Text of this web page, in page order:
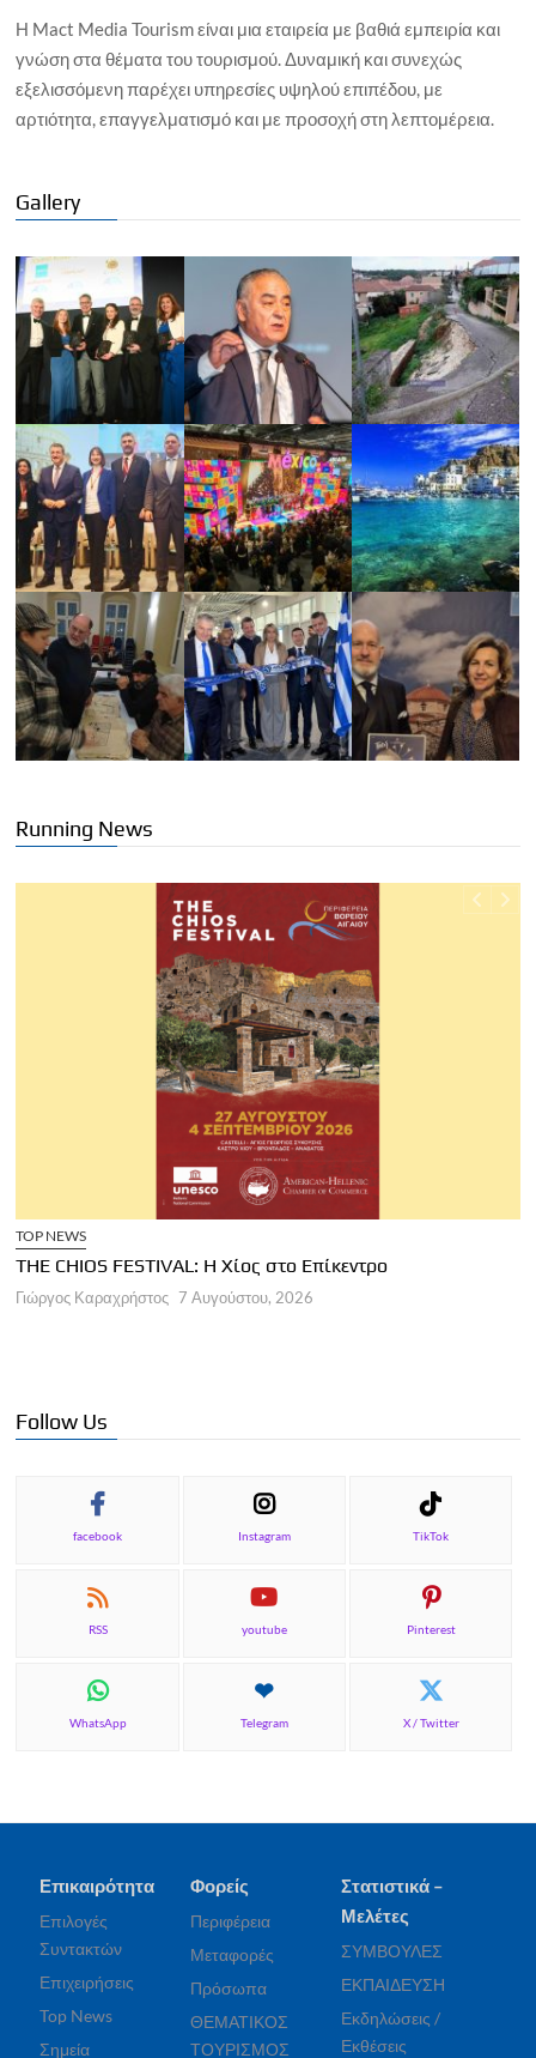
Η Mact Media Tourism είναι μια εταιρεία με βαθιά εμπειρία και
γνώση στα θέματα του τουρισμού. Δυναμική και συνεχώς
εξελισσόμενη παρέχει υπηρεσίες υψηλού επιπέδου, με
αρτιότητα, επαγγελματισμό και με προσοχή στη λεπτομέρεια.
Gallery
Running News
TOP NEWS
THE CHIOS FESTIVAL: Η Χίος στο Επίκεντρο
Γιώργος Καραχρήστος 7 Αυγούστου, 2026
Follow Us
facebook Instagram TikTok
RSS youtube Pinterest
WhatsApp Telegram X / Twitter
Επικαιρότητα
Επιλογές
Συντακτών
Επιχειρήσεις
Top News
Σημεία
Φορείς
Περιφέρεια
Μεταφορές
Πρόσωπα
ΘΕΜΑΤΙΚΟΣ
ΤΟΥΡΙΣΜΟΣ
Στατιστικά –
Μελέτες
ΣΥΜΒΟΥΛΕΣ
ΕΚΠΑΙΔΕΥΣΗ
Εκδηλώσεις /
Εκθέσεις